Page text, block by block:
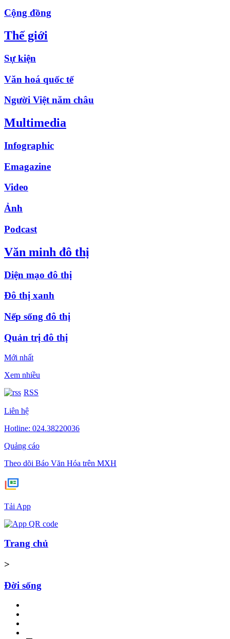
Cộng đồng
Thế giới
Sự kiện
Văn hoá quốc tế
Người Việt năm châu
Multimedia
Infographic
Emagazine
Video
Ảnh
Podcast
Văn minh đô thị
Diện mạo đô thị
Đô thị xanh
Nếp sống đô thị
Quản trị đô thị
Mới nhất
Xem nhiều
RSS
Liên hệ
Hotline: 024.38220036
Quảng cáo
Theo dõi Báo Văn Hóa trên MXH
Tải App
Trang chủ
>
Đời sống